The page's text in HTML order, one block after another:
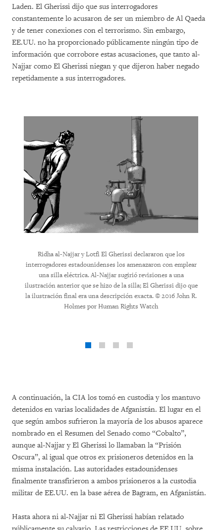
Laden. El Gherissi dijo que sus interrogadores
constantemente lo acusaron de ser un miembro de Al Qaeda
y de tener conexiones con el terrorismo. Sin embargo,
EE.UU. no ha proporcionado públicamente ningún tipo de
información que corrobore estas acusaciones, que tanto al-
Najjar como El Gherissi niegan y que dijeron haber negado
repetidamente a sus interrogadores.
Ridha al-Najjar y Lotfi El Gherissi declararon que los
interrogadores estadounidenses los amenazaron con emplear
una silla eléctrica. Al-Najjar sugirió revisiones a una
ilustración anterior que se hizo de la silla; El Gherissi dijo que
la ilustración final era una descripción exacta. © 2016 John R.
Holmes por Human Rights Watch
A continuación, la CIA los tomó en custodia y los mantuvo
detenidos en varias localidades de Afganistán. El lugar en el
que según ambos sufrieron la mayoría de los abusos aparece
nombrado en el Resumen del Senado como “Cobalto”,
aunque al-Najjar y El Gherissi lo llamaban la “Prisión
Oscura”, al igual que otros ex prisioneros detenidos en la
misma instalación. Las autoridades estadounidenses
finalmente transfirieron a ambos prisioneros a la custodia
militar de EE.UU. en la base aérea de Bagram, en Afganistán.
Hasta ahora ni al-Najjar ni El Gherissi habían relatado